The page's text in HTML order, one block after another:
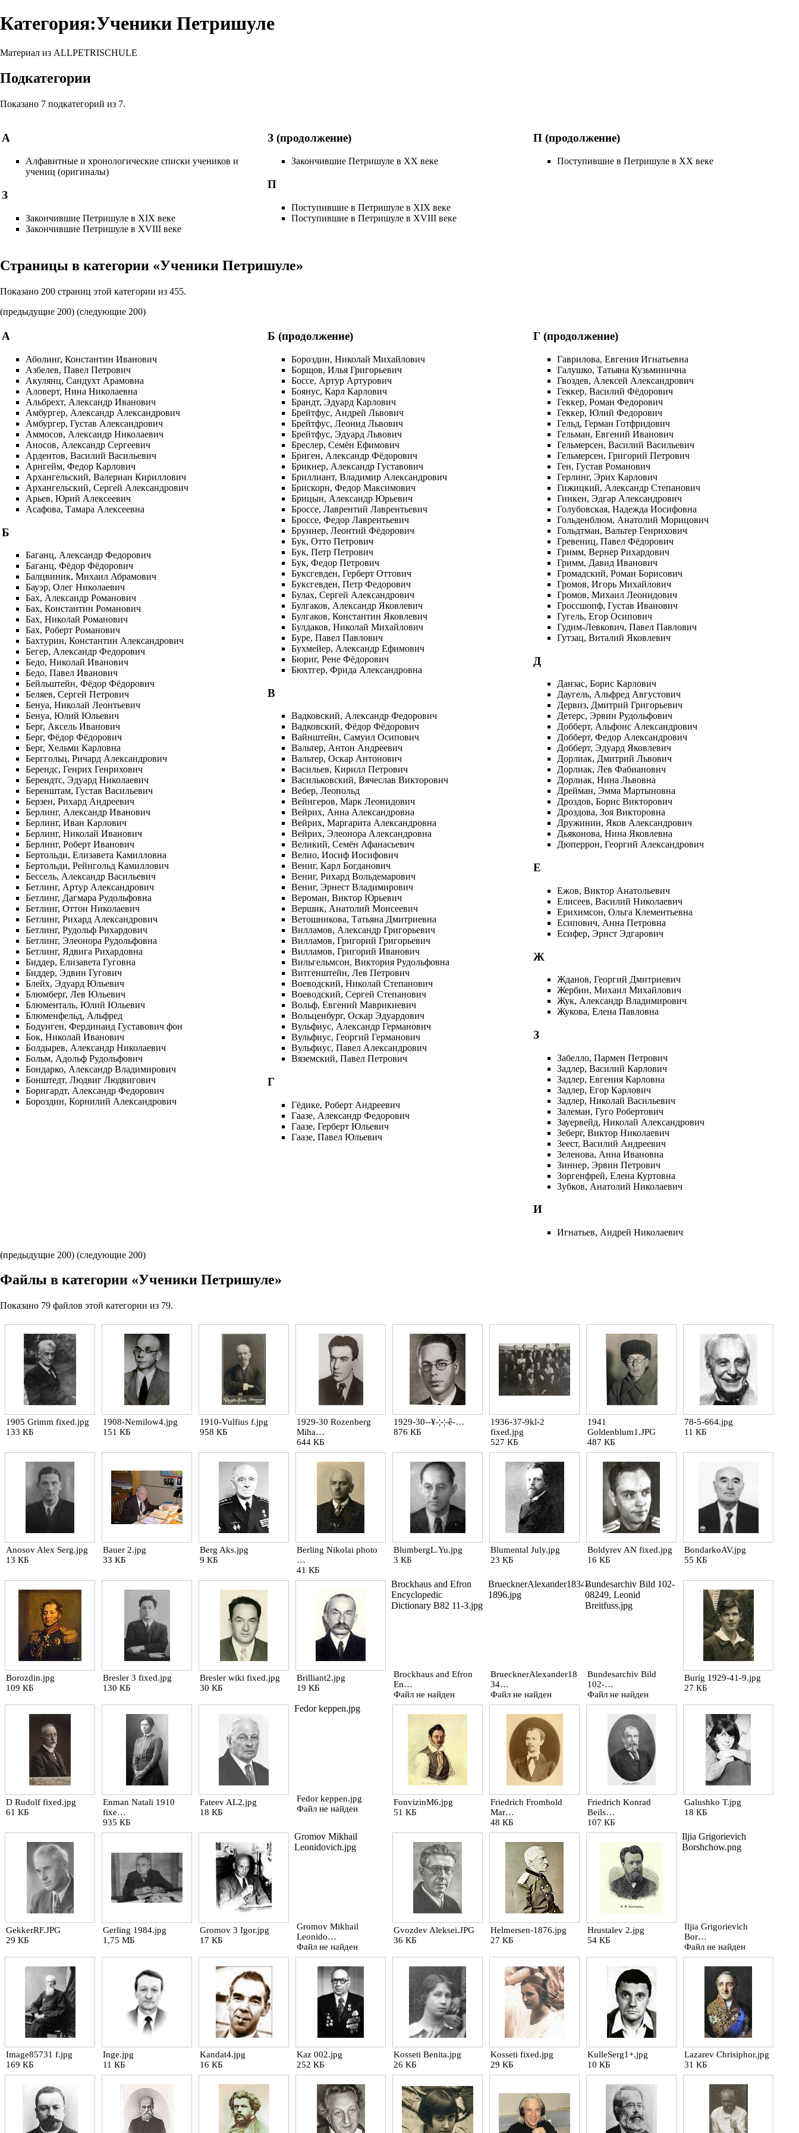
Категория:Ученики Петришуле
Материал из ALLPETRISCHULE
Подкатегории
Показано 7 подкатегорий из 7.
А
Алфавитные и хронологические списки учеников и
учениц (оригиналы)
З
Закончившие Петришуле в XIX веке
Закончившие Петришуле в XVIII веке
З (продолжение)
Закончившие Петришуле в XX веке
П
Поступившие в Петришуле в XIX веке
Поступившие в Петришуле в XVIII веке
П (продолжение)
Поступившие в Петришуле в XX веке
Страницы в категории «Ученики Петришуле»
Показано 200 страниц этой категории из 455.
(предыдущие 200) (следующие 200)
А
Аболинг, Константин Иванович
Азбелев, Павел Петрович
Акулянц, Сандухт Арамовна
Аловерт, Нина Николаевна
Альбрехт, Александр Иванович
Амбургер, Александр Александрович
Амбургер, Густав Александрович
Аммосов, Александр Николаевич
Аносов, Александр Сергеевич
Ардентов, Василий Васильевич
Арнгейм, Федор Карлович
Архангельский, Валериан Кириллович
Архангельский, Сергей Александрович
Арьев, Юрий Алексеевич
Асафова, Тамара Алексеевна
Б
Баганц, Александр Федорович
Баганц, Фёдор Фёдорович
Балцвиник, Михаил Абрамович
Бауэр, Олег Николаевич
Бах, Александр Романович
Бах, Константин Романович
Бах, Николай Романович
Бах, Роберт Романович
Бахтурин, Константин Александрович
Бегер, Александр Федорович
Бедо, Николай Иванович
Бедо, Павел Иванович
Бейльштейн, Фёдор Фёдорович
Беляев, Сергей Петрович
Бенуа, Николай Леонтьевич
Бенуа, Юлий Юльевич
Берг, Аксель Иванович
Берг, Фёдор Фёдорович
Берг, Хельми Карловна
Берггольц, Ричард Александрович
Берендс, Генрих Генрихович
Берендтс, Эдуард Николаевич
Беренштам, Густав Васильевич
Берзен, Рихард Андреевич
Берлинг, Александр Иванович
Берлинг, Иван Карлович
Берлинг, Николай Иванович
Берлинг, Роберт Иванович
Бертольди, Елизавета Камилловна
Бертольди, Рейнгольд Камиллович
Бессель, Александр Васильевич
Бетлинг, Артур Александрович
Бетлинг, Дагмара Рудольфовна
Бетлинг, Оттон Николаевич
Бетлинг, Рихард Александрович
Бетлинг, Рудольф Рихардович
Бетлинг, Элеонора Рудольфовна
Бетлинг, Ядвига Рихардовна
Биддер, Елизавета Гуговна
Биддер, Эдвин Гугович
Блейх, Эдуард Юльевич
Блюмберг, Лев Юльевич
Блюменталь, Юлий Юльевич
Блюменфельд, Альфред
Бодунген, Фердинанд Густавович фон
Бок, Николай Иванович
Болдырев, Александр Николаевич
Больм, Адольф Рудольфович
Бондарко, Александр Владимирович
Бонштедт, Людвиг Людвигович
Борнгардт, Александр Федорович
Бороздин, Корнилий Александрович
Б (продолжение)
Бороздин, Николай Михайлович
Борщов, Илья Григорьевич
Боссе, Артур Артурович
Боянус, Карл Карлович
Брандт, Эдуард Карлович
Брейтфус, Андрей Львович
Брейтфус, Леонид Львович
Брейтфус, Эдуард Львович
Бреслер, Семён Ефимович
Бриген, Александр Фёдорович
Брикнер, Александр Густавович
Бриллиант, Владимир Александрович
Брискорн, Федор Максимович
Брицын, Александр Юрьевич
Броссе, Лаврентий Лаврентьевич
Броссе, Федор Лаврентьевич
Бруннер, Леонтий Фёдорович
Бук, Отто Петрович
Бук, Петр Петрович
Бук, Федор Петрович
Буксгевден, Герберт Оттович
Буксгевден, Петр Федорович
Булах, Сергей Александрович
Булгаков, Александр Яковлевич
Булгаков, Константин Яковлевич
Булдаков, Николай Михайлович
Буре, Павел Павлович
Бухмейер, Александр Ефимович
Бюриг, Рене Фёдорович
Бюхтгер, Фрида Александровна
В
Вадковский, Александр Федорович
Вадковский, Фёдор Фёдорович
Вайнштейн, Самуил Осипович
Вальтер, Антон Андреевич
Вальтер, Оскар Антонович
Васильев, Кирилл Петрович
Васильковский, Вячеслав Викторович
Вебер, Леопольд
Вейнгеров, Марк Леонидович
Вейрих, Анна Александровна
Вейрих, Маргарита Александровна
Вейрих, Элеонора Александровна
Великий, Семён Афанасьевич
Велио, Иосиф Иосифович
Вениг, Карл Богданович
Вениг, Рихард Вольдемарович
Вениг, Эрнест Владимирович
Вероман, Виктор Юрьевич
Вершик, Анатолий Моисеевич
Ветошникова, Татьяна Дмитриевна
Вилламов, Александр Григорьевич
Вилламов, Григорий Григорьевич
Вилламов, Григорий Иванович
Вильгельмсон, Виктория Рудольфовна
Витгенштейн, Лев Петрович
Воеводский, Николай Степанович
Воеводский, Сергей Степанович
Вольф, Евгений Маврикиевич
Вольценбург, Оскар Эдуардович
Вульфиус, Александр Германович
Вульфиус, Георгий Германович
Вульфиус, Павел Александрович
Вяземский, Павел Петрович
Г
Гёдике, Роберт Андреевич
Гаазе, Александр Федорович
Гаазе, Герберт Юльевич
Гаазе, Павел Юльевич
Г (продолжение)
Гаврилова, Евгения Игнатьевна
Галушко, Татьяна Кузьминична
Гвоздев, Алексей Александрович
Геккер, Василий Фёдорович
Геккер, Роман Федорович
Геккер, Юлий Федорович
Гельд, Герман Готфридович
Гельман, Евгений Иванович
Гельмерсен, Василий Васильевич
Гельмерсен, Григорий Петрович
Ген, Густав Романович
Герлинг, Эрих Карлович
Гижицкий, Александр Степанович
Гинкен, Эдгар Александрович
Голубовская, Надежда Иосифовна
Гольденблюм, Анатолий Морицович
Гольдтман, Вальтер Генрихович
Гревениц, Павел Фёдорович
Гримм, Вернер Рихардович
Гримм, Давид Иванович
Громадский, Роман Борисович
Громов, Игорь Михайлович
Громов, Михаил Леонидович
Гроссшопф, Густав Иванович
Гугель, Егор Осипович
Гудим-Левкович, Павел Павлович
Гутзац, Виталий Яковлевич
Д
Данзас, Борис Карлович
Даугель, Альфред Августович
Дервиз, Дмитрий Григорьевич
Детерс, Эрвин Рудольфович
Добберт, Альфонс Александрович
Добберт, Федор Александрович
Добберт, Эдуард Яковлевич
Дорлиак, Дмитрий Львович
Дорлиак, Лев Фабианович
Дорлиак, Нина Львовна
Дрейман, Эмма Мартыновна
Дроздов, Борис Викторович
Дроздова, Зоя Викторовна
Дружинин, Яков Александрович
Дьяконова, Нина Яковлевна
Дюперрон, Георгий Александрович
Е
Ежов, Виктор Анатольевич
Елисеев, Василий Николаевич
Ерихимсон, Ольга Клементьевна
Есипович, Анна Петровна
Есифер, Эрнст Эдгарович
Ж
Жданов, Георгий Дмитриевич
Жербин, Михаил Михайлович
Жук, Александр Владимирович
Жукова, Елена Павловна
З
Забелло, Пармен Петрович
Задлер, Василий Карлович
Задлер, Евгения Карловна
Задлер, Егор Карлович
Задлер, Николай Васильевич
Залеман, Гуго Робертович
Зауервейд, Николай Александрович
Зеберг, Виктор Николаевич
Зеест, Василий Андреевич
Зеленова, Анна Ивановна
Зиннер, Эрвин Петрович
Зоргенфрей, Елена Куртовна
Зубков, Анатолий Николаевич
И
Игнатьев, Андрей Николаевич
(предыдущие 200) (следующие 200)
Файлы в категории «Ученики Петришуле»
Показано 79 файлов этой категории из 79.
1905 Grimm fixed.jpg
133 КБ
1908-Nemilow4.jpg
151 КБ
1910-Vulfius f.jpg
958 КБ
1929-30 Rozenberg
Miha…
644 КБ
1929-30--¥-¦-¦-ê-…
876 КБ
1936-37-9kl-2
fixed.jpg
527 КБ
1941
Goldenblum1.JPG
487 КБ
78-5-664.jpg
11 КБ
Anosov Alex Serg.jpg
13 КБ
Bauer 2.jpg
33 КБ
Berg Aks.jpg
9 КБ
Berling Nikolai photo
…
41 КБ
BlumbergL.Yu.jpg
3 КБ
Blumental July.jpg
23 КБ
Boldyrev AN fixed.jpg
16 КБ
BondarkoAV.jpg
55 КБ
Borozdin.jpg
109 КБ
Bresler 3 fixed.jpg
130 КБ
Bresler wiki fixed.jpg
30 КБ
Brilliant2.jpg
19 КБ
Brockhaus and Efron
Encyclopedic
Dictionary B82 11-3.jpg
Brockhaus and Efron
En…
Файл не найден
BruecknerAlexander1834-
1896.jpg
BruecknerAlexander18
34…
Файл не найден
Bundesarchiv Bild 102-
08249, Leonid
Breitfuss.jpg
Bundesarchiv Bild
102-…
Файл не найден
Burig 1929-41-9.jpg
27 КБ
D Rudolf fixed.jpg
61 КБ
Enman Natali 1910
fixe…
935 КБ
Fateev AL2.jpg
18 КБ
Fedor keppen.jpg
Fedor keppen.jpg
Файл не найден
FonvizinM6.jpg
51 КБ
Friedrich Fromhold
Mar…
48 КБ
Friedrich Konrad
Beils…
107 КБ
Galushko T.jpg
18 КБ
GekkerRF.JPG
29 КБ
Gerling 1984.jpg
1,75 МБ
Gromov 3 Igor.jpg
17 КБ
Gromov Mikhail
Leonidovich.jpg
Gromov Mikhail
Leonido…
Файл не найден
Gvozdev Aleksei.JPG
36 КБ
Helmersen-1876.jpg
27 КБ
Hrustalev 2.jpg
54 КБ
Iljia Grigorievich
Borshchow.png
Iljia Grigorievich
Bor…
Файл не найден
Image85731 f.jpg
169 КБ
Inge.jpg
11 КБ
Kandat4.jpg
16 КБ
Kaz 002.jpg
252 КБ
Kosseti Benita.jpg
26 КБ
Kosseti fixed.jpg
29 КБ
KulleSerg1+.jpg
10 КБ
Lazarev Chrisiphor.jpg
31 КБ